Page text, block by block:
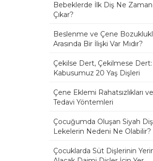
Bebeklerde İlk Diş Ne Zaman
Çıkar?
Beslenme ve Çene
Arasında Bir İlişki Var Mıdır?
Çekilse Dert, Çekilmese Dert:
Kabusumuz 20 Yaş Dişleri
Çene Eklemi Rahatsızlıkları ve
Tedavi Yöntemleri
Çocuğumda Oluşan Siyah Diş
Lekelerin Nedeni Ne Olabilir?
Çocuklarda Süt Dişlerinin